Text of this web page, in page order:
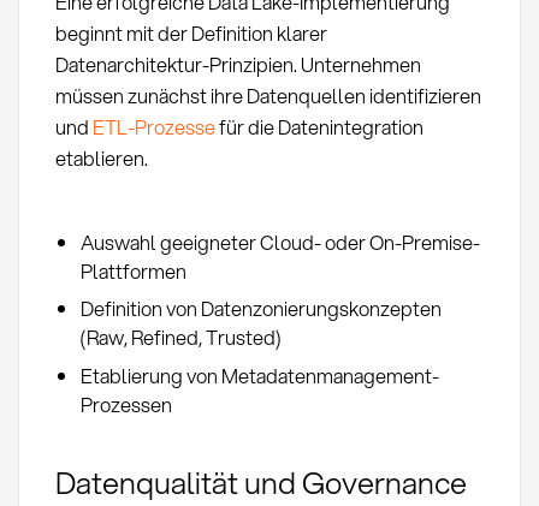
beginnt mit der Definition klarer
Datenarchitektur-Prinzipien. Unternehmen
müssen zunächst ihre Datenquellen identifizieren
und ETL-Prozessefür die Datenintegration
etablieren.
Auswahl geeigneter Cloud- oder On-Premise-
Plattformen
Definition von Datenzonierungskonzepten
(Raw, Refined, Trusted)
Etablierung von Metadatenmanagement-
Prozessen
Datenqualität und Governance